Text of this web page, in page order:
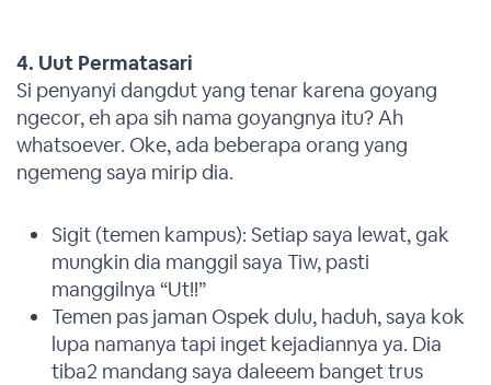
4. Uut Permatasari
Si penyanyi dangdut yang tenar karena goyang
ngecor, eh apa sih nama goyangnya itu? Ah
whatsoever. Oke, ada beberapa orang yang
ngemeng saya mirip dia.
Sigit (temen kampus): Setiap saya lewat, gak
mungkin dia manggil saya Tiw, pasti
manggilnya “Ut!!”
Temen pas jaman Ospek dulu, haduh, saya kok
lupa namanya tapi inget kejadiannya ya. Dia
tiba2 mandang saya daleeem banget trus